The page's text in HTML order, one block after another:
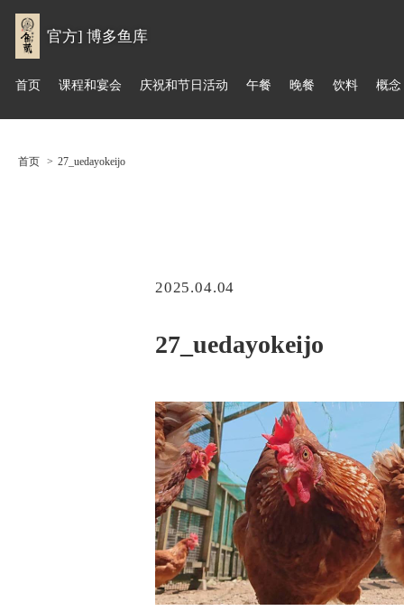
官方] 博多鱼库
首页 课程和宴会 庆祝和节日活动 午餐 晚餐 饮料 概念
首页 27_uedayokeijo
2025.04.04
27_uedayokeijo